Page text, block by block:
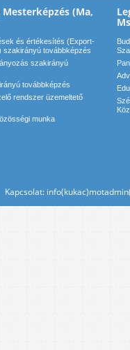
(Ma,
és értékesítés (Export-
szakirányú továbbképzés
szakirányú
továbbképzés
rendszer üzemeltető
munka